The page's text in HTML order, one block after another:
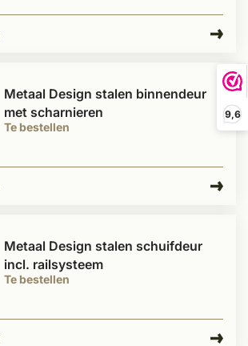
9,6
Te bestellen
Metaal Design stalen binnendeur
met scharnieren
Te bestellen
Metaal Design stalen schuifdeur
incl. railsysteem